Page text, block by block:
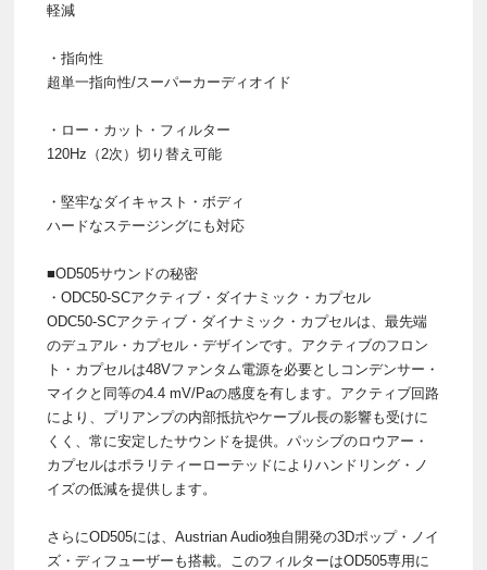
軽減
・指向性
超単一指向性/スーパーカーディオイド
・ロー・カット・フィルター
120Hz（2次）切り替え可能
・堅牢なダイキャスト・ボディ
ハードなステージングにも対応
■OD505サウンドの秘密
・ODC50-SCアクティブ・ダイナミック・カプセル
ODC50-SCアクティブ・ダイナミック・カプセルは、最先端
のデュアル・カプセル・デザインです。アクティブのフロン
ト・カプセルは48Vファンタム電源を必要としコンデンサー・
マイクと同等の4.4 mV/Paの感度を有します。アクティブ回路
により、プリアンプの内部抵抗やケーブル長の影響も受けに
くく、常に安定したサウンドを提供。パッシブのロウアー・
カプセルはポラリティーローテッドによりハンドリング・ノ
イズの低減を提供します。
さらにOD505には、Austrian Audio独自開発の3Dポップ・ノイ
ズ・ディフューザーも搭載。このフィルターはOD505専用に